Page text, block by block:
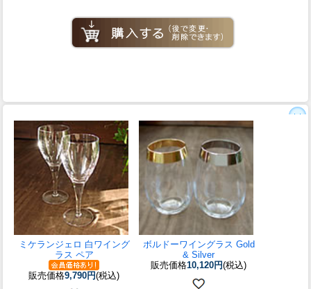
ミケランジェロ 白ワイング
ラス ペア
販売価格9,790円(税込)
ボルドーワイングラス Gold
& Silver
販売価格10,120円(税込)